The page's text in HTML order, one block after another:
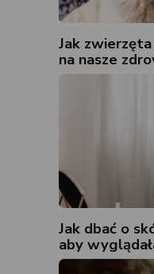
Jak
na nasze
Jak dbać o
aby